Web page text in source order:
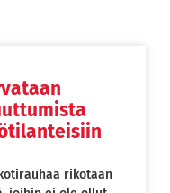
rikotaan
Page